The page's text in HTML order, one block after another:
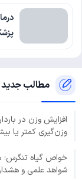
مطالب جدید
وزن‌گیری کمتر یا
شواهد علمی و